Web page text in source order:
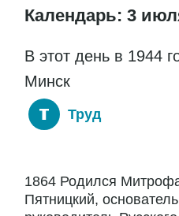
Календарь: 3
В этот день в 1944
Минск
Труд
1864 Родился
Пятницкий,